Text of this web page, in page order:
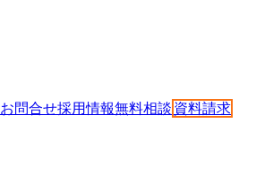
お問合せ採用情報無料相談 資料請求